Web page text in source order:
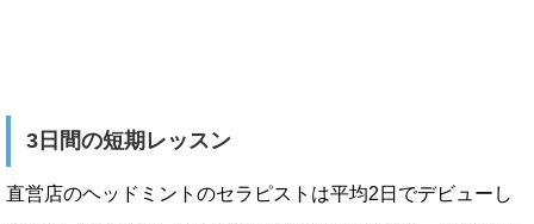
3日間の短期レッスン
直営店のヘッドミントのセラピストは平均2日でデビューし